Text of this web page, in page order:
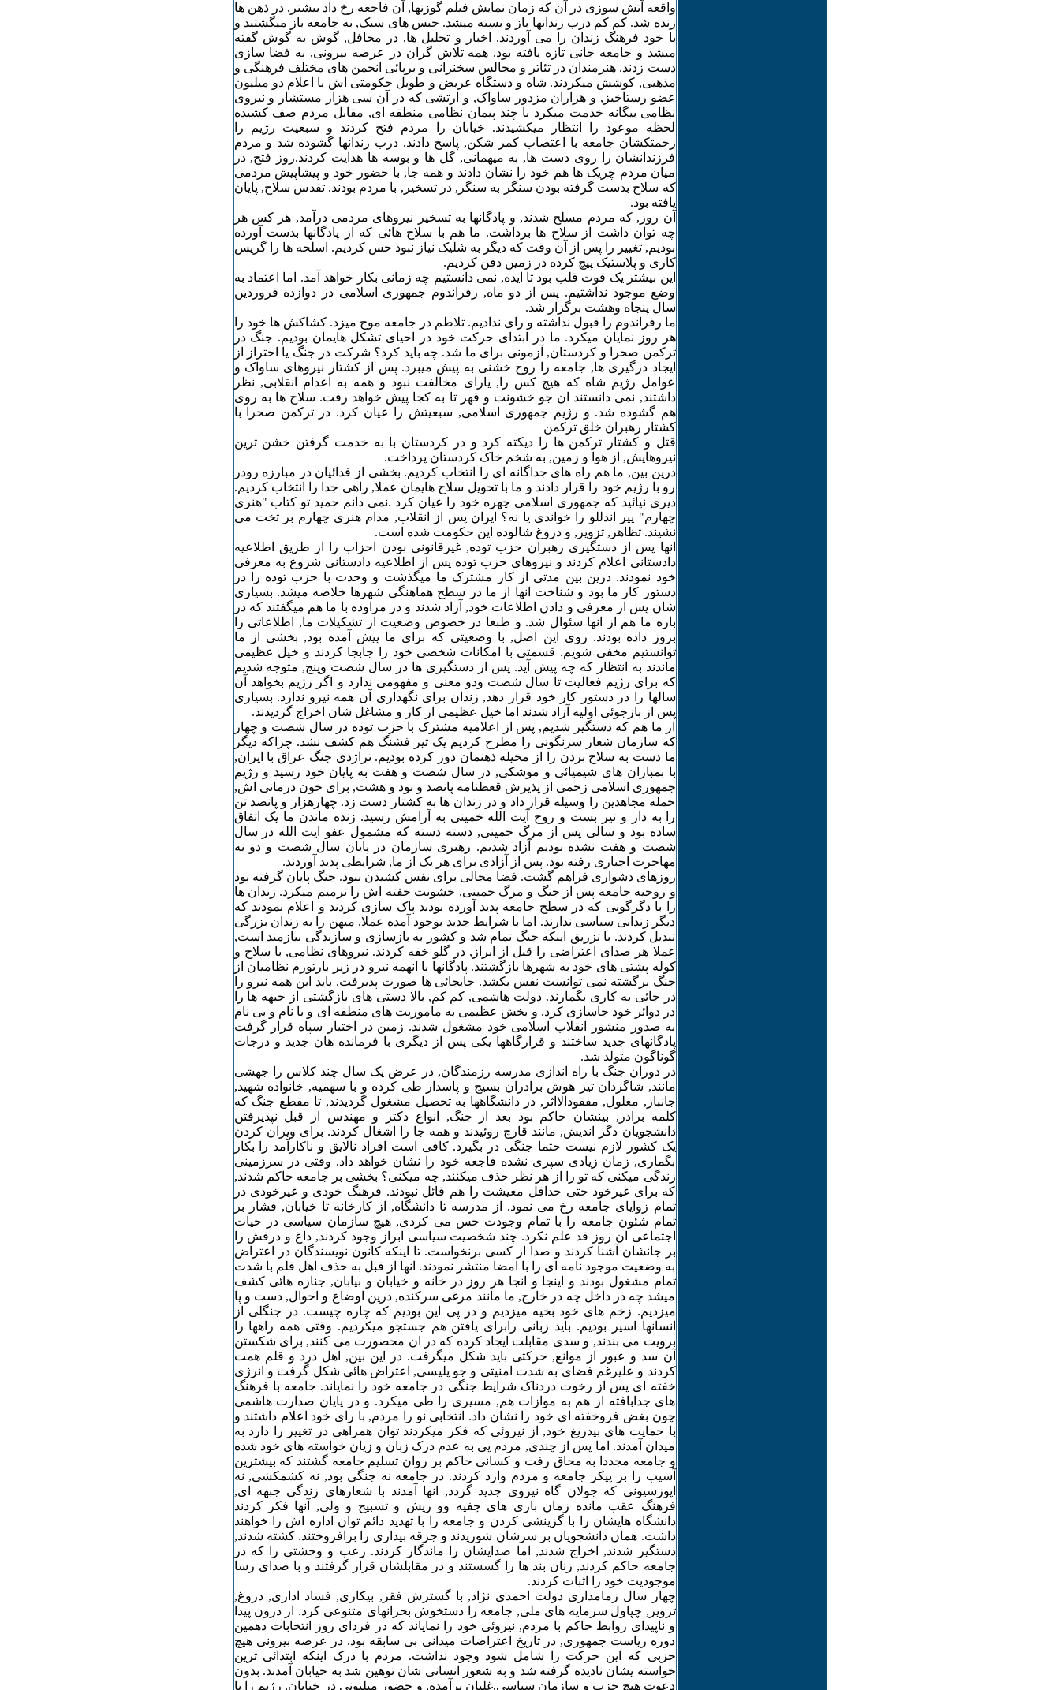
واقعه آتش سوزی در آن که زمان نمایش فیلم گوزنها, آن فاجعه رخ داد بیشتر, در ذهن ها
زنده شد. کم کم درب زندانها باز و بسته میشد. حبس های سبک, به جامعه باز میگشتند و
با خود فرهنگ زندان را می آوردند. اخبار و تحلیل ها, در محافل, گوش به گوش گفته
میشد و جامعه جانی تازه یافته بود. همه تلاش گران در عرصه بیرونی, به فضا سازی
دست زدند. هنرمندان در تئاتر و مجالس سخنرانی و برپائی انجمن های مختلف فرهنگی و
مذهبی, کوشش میکردند. شاه و دستگاه عریض و طویل حکومتی اش با اعلام دو میلیون
عضو رستاخیز, و هزاران مزدور ساواک, و ارتشی که در آن سی هزار مستشار و نیروی
نظامی بیگانه خدمت میکرد با چند پیمان نظامی منطقه ای, مقابل مردم صف کشیده
لحظه موعود را انتظار میکشیدند. خیابان را مردم فتح کردند و سبعیت رژیم را
زحمتکشان جامعه با اعتصاب کمر شکن, پاسخ دادند. درب زندانها گشوده شد و مردم
فرزندانشان را روی دست ها, به میهمانی, گل ها و بوسه ها هدایت کردند.روز فتح, در
میان مردم چریک ها هم خود را نشان دادند و همه جا, با حضور خود و پیشاپیش مردمی
که سلاح بدست گرفته بودن سنگر به سنگر, در تسخیر, با مردم بودند. تقدس سلاح, پایان
یافته بود.
آن روز, که مردم مسلح شدند, و پادگانها به تسخیر نیروهای مردمی درآمد, هر کس هر
چه توان داشت از سلاح ها برداشت. ما هم با سلاح هائی که از پادگانها بدست آورده
بودیم, تغییر را پس از آن وقت که دیگر به شلیک نیاز نبود حس کردیم. اسلحه ها را گریس
کاری و پلاستیک پیچ کرده در زمین دفن کردیم.
این بیشتر یک قوت قلب بود تا ایده, نمی دانستیم چه زمانی بکار خواهد آمد. اما اعتماد به
وضع موجود نداشتیم. پس از دو ماه, رفراندوم جمهوری اسلامی در دوازده فروردین
سال پنجاه وهشت برگزار شد.
ما رفراندوم را قبول نداشته و رای ندادیم. تلاطم در جامعه موج میزد. کشاکش ها خود را
هر روز نمایان میکرد. ما در ابتدای حرکت خود در احیای تشکل هایمان بودیم. جنگ در
ترکمن صحرا و کردستان, آزمونی برای ما شد. چه باید کرد؟ شرکت در جنگ یا احتراز از
ایجاد درگیری ها, جامعه را روح خشنی به پیش میبرد. پس از کشتار نیروهای ساواک و
عوامل رژیم شاه که هیچ کس را, یارای مخالفت نبود و همه به اعدام انقلابی, نظر
داشتند, نمی دانستند ان جو خشونت و قهر تا به کجا پیش خواهد رفت. سلاح ها به روی
هم گشوده شد. و رژیم جمهوری اسلامی, سبعیتش را عیان کرد. در ترکمن صحرا با
کشتار رهبران خلق ترکمن
قتل و کشتار ترکمن ها را دیکته کرد و در کردستان با به خدمت گرفتن خشن ترین
نیروهایش, از هوا و زمین, به شخم خاک کردستان پرداخت.
درین بین, ما هم راه های جداگانه ای را انتخاب کردیم. بخشی از فدائیان در مبارزه رودر
رو با رژیم خود را قرار دادند و ما با تحویل سلاح هایمان عملا, راهی جدا را انتخاب کردیم.
دیری نپائید که جمهوری اسلامی چهره خود را عیان کرد .نمی دانم حمید تو کتاب "هنری
چهارم" پیر اندللو را خواندی یا نه؟ ایران پس از انقلاب, مدام هنری چهارم بر تخت می
نشیند. تظاهر, تزویر, و دروغ شالوده این حکومت شده است.
انها پس از دستگیری رهبران حزب توده, غیرقانونی بودن احزاب را از طریق اطلاعیه
دادستانی اعلام کردند و نیروهای حزب توده پس از اطلاعیه دادستانی شروع به معرفی
خود نمودند. درین بین مدتی از کار مشترک ما میگذشت و وحدت با حزب توده را در
دستور کار ما بود و شناخت انها از ما در سطح هماهنگی شهرها خلاصه میشد. بسیاری
شان پس از معرفی و دادن اطلاعات خود, آزاد شدند و در مراوده با ما هم میگفتند که در
باره ما هم از انها سئوال شد. و طبعا در خصوص وضعیت از تشکیلات ما, اطلاعاتی را
بروز داده بودند. روی این اصل, با وضعیتی که برای ما پیش آمده بود, بخشی از ما
توانستیم مخفی شویم. قسمتی با امکانات شخصی خود را جابجا کردند و خیل عظیمی
ماندند به انتظار که چه پیش آید. پس از دستگیری ها در سال شصت وپنج, متوجه شدیم
که برای رژیم فعالیت تا سال شصت ودو معنی و مفهومی ندارد و اگر رژیم بخواهد آن
سالها را در دستور کار خود قرار دهد, زندان برای نگهداری آن همه نیرو ندارد. بسیاری
پس از بازجوئی اولیه آزاد شدند اما خیل عظیمی از کار و مشاغل شان اخراج گردیدند.
از ما هم که دستگیر شدیم, پس از اعلامیه مشترک با حزب توده در سال شصت و چهار
که سازمان شعار سرنگونی را مطرح کردیم یک تیر فشنگ هم کشف نشد. چراکه دیگر
ما دست به سلاح بردن را از مخیله ذهنمان دور کرده بودیم. تراژدی جنگ عراق با ایران,
با بمباران های شیمیائی و موشکی, در سال شصت و هفت به پایان خود رسید و رژیم
جمهوری اسلامی زخمی از پذیرش قعطنامه پانصد و نود و هشت, برای خون درمانی اش,
حمله مجاهدین را وسیله قرار داد و در زندان ها به کشتار دست زد. چهارهزار و پانصد تن
را به دار و تیر بست و روح آیت الله خمینی به آرامش رسید. زنده ماندن ما یک اتفاق
ساده بود و سالی پس از مرگ خمینی, دسته دسته که مشمول عفو ایت الله در سال
شصت و هفت نشده بودیم آزاد شدیم. رهبری سازمان در پایان سال شصت و دو به
مهاجرت اجباری رفته بود. پس از آزادی برای هر یک از ما, شرایطی پدید آوردند.
روزهای دشواری فراهم گشت. فضا مجالی برای نفس کشیدن نبود. جنگ پایان گرفته بود
و روحیه جامعه پس از جنگ و مرگ خمینی, خشونت خفته اش را ترمیم میکرد. زندان ها
را با دگرگونی که در سطح جامعه پدید آورده بودند پاک سازی کردند و اعلام نمودند که
دیگر زندانی سیاسی ندارند. اما با شرایط جدید بوجود آمده عملا, میهن را به زندان بزرگی
تبدیل کردند. با تزریق اینکه جنگ تمام شد و کشور به بازسازی و سازندگی نیازمند است,
عملا هر صدای اعتراضی را قبل از ابراز, در گلو خفه کردند. نیروهای نظامی, با سلاح و
کوله پشتی های خود به شهرها بازگشتند. پادگانها با انهمه نیرو در زیر بارتورم نظامیان از
جنگ برگشته نمی توانست نفس بکشد. جابجائی ها صورت پذیرفت. باید این همه نیرو را
در جائی به کاری بگمارند. دولت هاشمی, کم کم, بالا دستی های بازگشتی از جبهه ها را
در دوائر خود جاسازی کرد. و بخش عظیمی به ماموریت های منطقه ای و با نام و بی نام
به صدور منشور انقلاب اسلامی خود مشغول شدند. زمین در اختیار سپاه قرار گرفت
پادگانهای جدید ساختند و قرارگاهها یکی پس از دیگری با فرمانده هان جدید و درجات
گوناگون متولد شد.
در دوران جنگ با راه اندازی مدرسه رزمندگان, در عرض یک سال چند کلاس را جهشی
مانند, شاگردان تیز هوش برادران بسیج و پاسدار طی کرده و با سهمیه, خانواده شهید,
جانباز, معلول, مفقودالااثر, در دانشگاهها به تحصیل مشغول گردیدند, تا مقطع جنگ که
کلمه برادر, بینشان حاکم بود بعد از جنگ, انواع دکتر و مهندس از قبل نپذیرفتن
دانشجویان دگر اندیش, مانند قارچ روئیدند و همه جا را اشغال کردند. برای ویران کردن
یک کشور لازم نیست حتما جنگی در بگیرد. کافی است افراد نالایق و ناکارآمد را بکار
بگماری, زمان زیادی سپری نشده فاجعه خود را نشان خواهد داد. وقتی در سرزمینی
زندگی میکنی که تو را از هر نظر حذف میکنند, چه میکنی؟ بخشی بر جامعه حاکم شدند,
که برای غیرخود حتی حداقل معیشت را هم قائل نبودند. فرهنگ خودی و غیرخودی در
تمام زوایای جامعه رخ می نمود. از مدرسه تا دانشگاه, از کارخانه تا خیابان, فشار بر
تمام شئون جامعه را با تمام وجودت حس می کردی, هیچ سازمان سیاسی در حیات
اجتماعی ان روز قد علم نکرد. چند شخصیت سیاسی ابراز وجود کردند, داغ و درفش را
بر جانشان آشنا کردند و صدا از کسی برنخواست. تا اینکه کانون نویسندگان در اعتراض
به وضعیت موجود نامه ای را با امضا منتشر نمودند. انها از قبل به حذف اهل قلم با شدت
تمام مشغول بودند و اینجا و انجا هر روز در خانه و خیابان و بیابان, جنازه هائی کشف
میشد چه در داخل چه در خارج, ما مانند مرغی سرکنده, درین اوضاع و احوال, دست و پا
میزدیم. زخم های خود بخیه میزدیم و در پی این بودیم که چاره چیست. در جنگلی از
انسانها اسیر بودیم. باید زبانی رابرای یافتن هم جستجو میکردیم. وقتی همه راهها را
برویت می بندند, و سدی مقابلت ایجاد کرده که در ان محصورت می کنند, برای شکستن
آن سد و عبور از موانع, حرکتی باید شکل میگرفت. در این بین, اهل درد و قلم همت
کردند و علیرغم فضای به شدت امنیتی و جو پلیسی, اعتراض هائی شکل گرفت و انرژی
خفته ای پس از رخوت دردناک شرایط جنگی در جامعه خود را نمایاند. جامعه با فرهنگ
های جدابافته از هم به موازات هم, مسیری را طی میکرد. و در پایان صدارت هاشمی
چون بغض فروخفته ای خود را نشان داد. انتخابی نو را مردم, با رای خود اعلام داشتند و
با حمایت های بیدریغ خود, از نیروئی که فکر میکردند توان همراهی در تغییر را دارد به
میدان آمدند. اما پس از چندی, مردم پی به عدم درک زبان و زیان خواسته های خود شده
و جامعه مجددا به محاق رفت و کسانی حاکم بر روان تسلیم جامعه گشتند که بیشترین
آسیب را بر پیکر جامعه و مردم وارد کردند. در جامعه نه جنگی بود, نه کشمکشی, نه
اپوزسیونی که جولان گاه نیروی جدید گردد, انها آمدند با شعارهای زندگی جبهه ای,
فرهنگ عقب مانده زمان بازی های چفیه وو ریش و تسبیح و ولی, آنها فکر کردند
دانشگاه هایشان را با گزینشی کردن و جامعه را با تهدید دائم توان اداره اش را خواهند
داشت. همان دانشجویان بر سرشان شوریدند و جرقه بیداری را برافروختند. کشته شدند,
دستگیر شدند, اخراج شدند, اما صدایشان را ماندگار کردند. رعب و وحشتی را که در
جامعه حاکم کردند, زنان بند ها را گسستند و در مقابلشان قرار گرفتند و با صدای رسا
موجودیت خود را اثبات کردند.
چهار سال زمامداری دولت احمدی نژاد, با گسترش فقر, بیکاری, فساد اداری, دروغ,
تزویر, چپاول سرمایه های ملی, جامعه را دستخوش بحرانهای متنوعی کرد. از درون پیدا
و ناپیدای روابط حاکم با مردم, نیروئی خود را نمایاند که در فردای روز انتخابات دهمین
دوره ریاست جمهوری, در تاریخ اعتراضات میدانی بی سابقه بود. در عرصه بیرونی هیچ
حزبی که این حرکت را شامل شود وجود نداشت. مردم با درک اینکه ابتدائی ترین
خواسته یشان نادیده گرفته شد و به شعور انسانی شان توهین شد به خیابان آمدند. بدون
دعوت هیچ حزب و سازمان سیاسی,غلیان برآمده, و حضور میلیونی در خیابان, رژیم را با